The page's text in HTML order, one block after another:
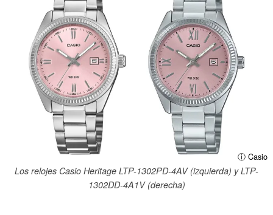
ⓘ Casio
Los relojes Casio Heritage LTP-1302PD-4AV (izquierda) y LTP-
1302DD-4A1V (derecha)